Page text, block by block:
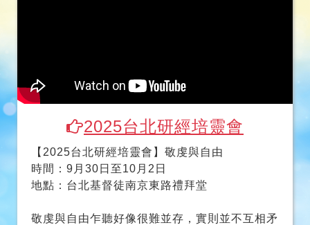
2025台北研經培靈會
【2025台北研經培靈會】敬虔與自由
時間：9月30日至10月2日
地點：台北基督徒南京東路禮拜堂
敬虔與自由乍聽好像很難並存，實則並不互相矛
盾。真正的敬虔是讓我們獲得內心屬靈的自由，
神的敬拜與順服，帶來敬虔的生活。